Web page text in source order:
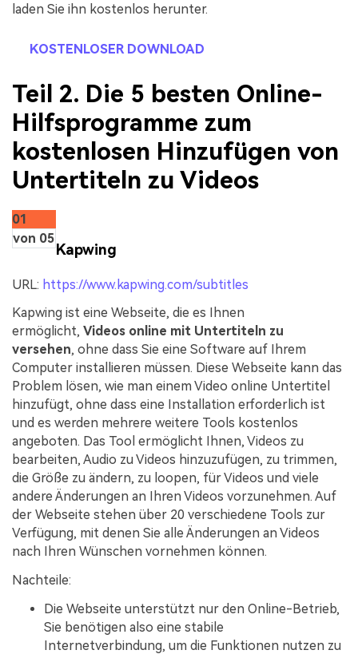
laden Sie ihn kostenlos herunter.
KOSTENLOSER DOWNLOAD
Teil 2. Die 5 besten Online-
Hilfsprogramme zum
kostenlosen Hinzufügen von
Untertiteln zu Videos
01
von 05
Kapwing
URL: https://www.kapwing.com/subtitles
Kapwing ist eine Webseite, die es Ihnen
ermöglicht, Videos online mit Untertiteln zu
versehen, ohne dass Sie eine Software auf Ihrem
Computer installieren müssen. Diese Webseite kann das
Problem lösen, wie man einem Video online Untertitel
hinzufügt, ohne dass eine Installation erforderlich ist
und es werden mehrere weitere Tools kostenlos
angeboten. Das Tool ermöglicht Ihnen, Videos zu
bearbeiten, Audio zu Videos hinzuzufügen, zu trimmen,
die Größe zu ändern, zu loopen, für Videos und viele
andere Änderungen an Ihren Videos vorzunehmen. Auf
der Webseite stehen über 20 verschiedene Tools zur
Verfügung, mit denen Sie alle Änderungen an Videos
nach Ihren Wünschen vornehmen können.
Nachteile:
Die Webseite unterstützt nur den Online-Betrieb,
Sie benötigen also eine stabile
Internetverbindung, um die Funktionen nutzen zu